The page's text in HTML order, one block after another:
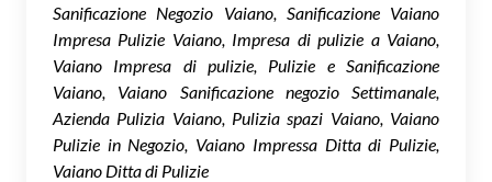
Sanificazione Negozio Vaiano, Sanificazione Vaiano
Impresa Pulizie Vaiano, Impresa di pulizie a Vaiano,
Vaiano Impresa di pulizie, Pulizie e Sanificazione
Vaiano, Vaiano Sanificazione negozio Settimanale,
Azienda Pulizia Vaiano, Pulizia spazi Vaiano, Vaiano
Pulizie in Negozio, Vaiano Impressa Ditta di Pulizie,
Vaiano Ditta di Pulizie